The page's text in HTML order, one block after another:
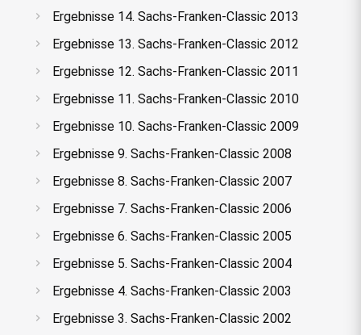
Ergebnisse 14. Sachs-Franken-Classic 2013
Ergebnisse 13. Sachs-Franken-Classic 2012
Ergebnisse 12. Sachs-Franken-Classic 2011
Ergebnisse 11. Sachs-Franken-Classic 2010
Ergebnisse 10. Sachs-Franken-Classic 2009
Ergebnisse 9. Sachs-Franken-Classic 2008
Ergebnisse 8. Sachs-Franken-Classic 2007
Ergebnisse 7. Sachs-Franken-Classic 2006
Ergebnisse 6. Sachs-Franken-Classic 2005
Ergebnisse 5. Sachs-Franken-Classic 2004
Ergebnisse 4. Sachs-Franken-Classic 2003
Ergebnisse 3. Sachs-Franken-Classic 2002